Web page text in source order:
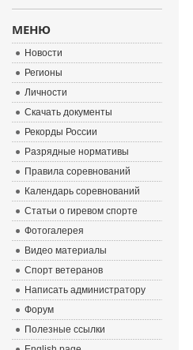
МЕНЮ
Новости
Регионы
Личности
Скачать документы
Рекорды России
Разрядные нормативы
Правила соревнований
Календарь соревнований
Статьи о гиревом спорте
Фотогалерея
Видео материалы
Спорт ветеранов
Написать администратору
Форум
Полезные ссылки